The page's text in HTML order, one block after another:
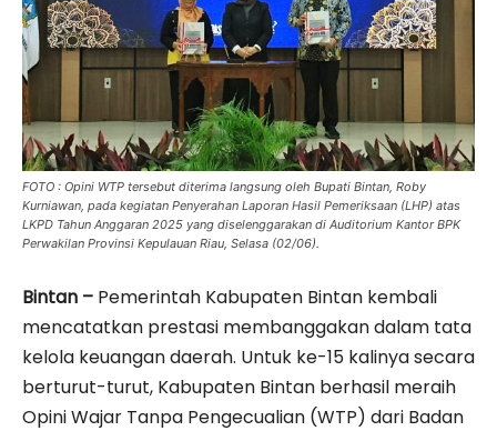
FOTO : Opini WTP tersebut diterima langsung oleh Bupati Bintan, Roby
Kurniawan, pada kegiatan Penyerahan Laporan Hasil Pemeriksaan (LHP) atas
LKPD Tahun Anggaran 2025 yang diselenggarakan di Auditorium Kantor BPK
Perwakilan Provinsi Kepulauan Riau, Selasa (02/06).
Bintan – Pemerintah Kabupaten Bintan kembali
mencatatkan prestasi membanggakan dalam tata
kelola keuangan daerah. Untuk ke-15 kalinya secara
berturut-turut, Kabupaten Bintan berhasil meraih
Opini Wajar Tanpa Pengecualian (WTP) dari Badan